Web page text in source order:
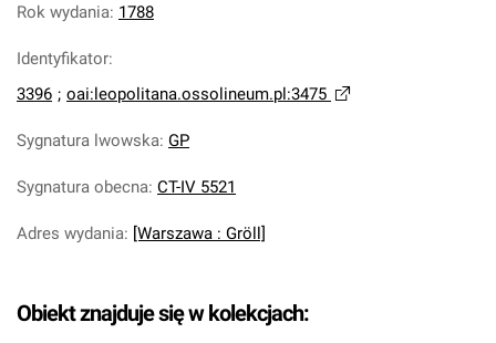
Rok wydania: 1788
Identyfikator:
3396 ; oai:leopolitana.ossolineum.pl:3475
Sygnatura lwowska: GP
Sygnatura obecna: CT-IV 5521
Adres wydania: [Warszawa : Gröll]
Obiekt znajduje się w kolekcjach: